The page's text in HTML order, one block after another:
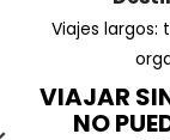
Viajes largos:
VIAJAR
NO